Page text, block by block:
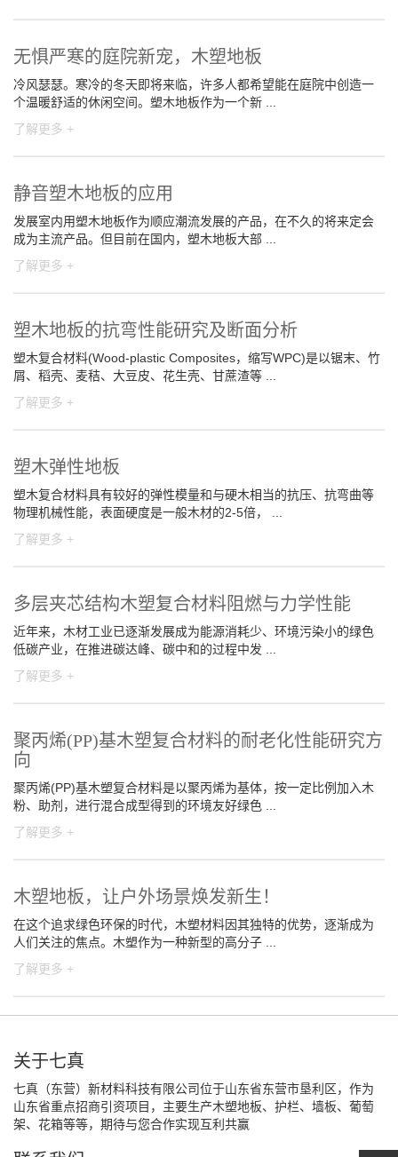
无惧严寒的庭院新宠，木塑地板
冷风瑟瑟。寒冷的冬天即将来临，许多人都希望能在庭院中创造一
个温暖舒适的休闲空间。塑木地板作为一个新 ...
了解更多 +
静音塑木地板的应用
发展室内用塑木地板作为顺应潮流发展的产品，在不久的将来定会
成为主流产品。但目前在国内，塑木地板大部 ...
了解更多 +
塑木地板的抗弯性能研究及断面分析
塑木复合材料(Wood-plastic Composites，缩写WPC)是以锯末、竹
屑、稻壳、麦秸、大豆皮、花生壳、甘蔗渣等 ...
了解更多 +
塑木弹性地板
塑木复合材料具有较好的弹性模量和与硬木相当的抗压、抗弯曲等
物理机械性能，表面硬度是一般木材的2-5倍， ...
了解更多 +
多层夹芯结构木塑复合材料阻燃与力学性能
近年来，木材工业已逐渐发展成为能源消耗少、环境污染小的绿色
低碳产业，在推进碳达峰、碳中和的过程中发 ...
了解更多 +
聚丙烯(PP)基木塑复合材料的耐老化性能研究方
向
聚丙烯(PP)基木塑复合材料是以聚丙烯为基体，按一定比例加入木
粉、助剂，进行混合成型得到的环境友好绿色 ...
了解更多 +
木塑地板，让户外场景焕发新生！
在这个追求绿色环保的时代，木塑材料因其独特的优势，逐渐成为
人们关注的焦点。木塑作为一种新型的高分子 ...
了解更多 +
关于七真
七真（东营）新材料科技有限公司位于山东省东营市垦利区，作为
山东省重点招商引资项目，主要生产木塑地板、护栏、墙板、葡萄
架、花箱等等，期待与您合作实现互利共赢